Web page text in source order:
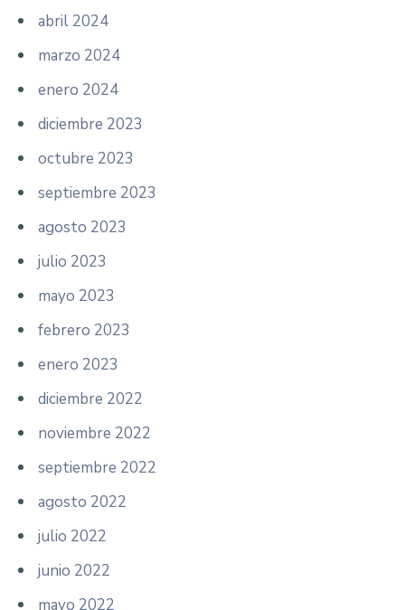
abril 2024
marzo 2024
enero 2024
diciembre 2023
octubre 2023
septiembre 2023
agosto 2023
julio 2023
mayo 2023
febrero 2023
enero 2023
diciembre 2022
noviembre 2022
septiembre 2022
agosto 2022
julio 2022
junio 2022
mayo 2022